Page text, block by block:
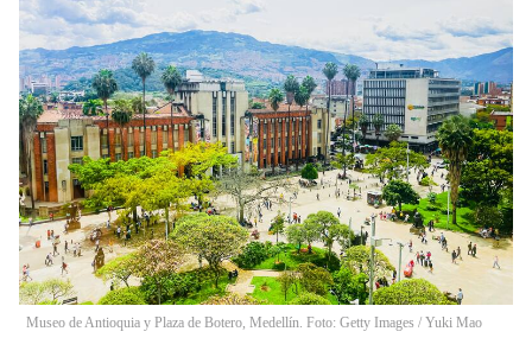
Museo de Antioquia y Plaza de Botero, Medellín. Foto: Getty Images / Yuki Mao